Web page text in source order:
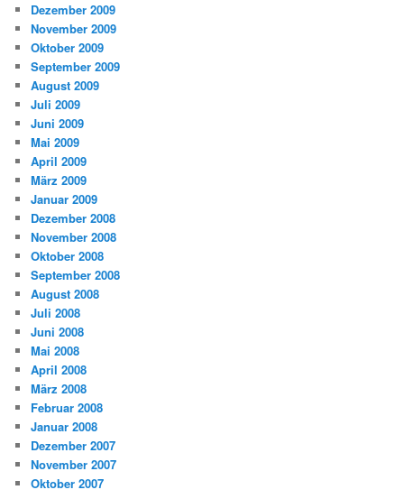
Dezember 2009
November 2009
Oktober 2009
September 2009
August 2009
Juli 2009
Juni 2009
Mai 2009
April 2009
März 2009
Januar 2009
Dezember 2008
November 2008
Oktober 2008
September 2008
August 2008
Juli 2008
Juni 2008
Mai 2008
April 2008
März 2008
Februar 2008
Januar 2008
Dezember 2007
November 2007
Oktober 2007